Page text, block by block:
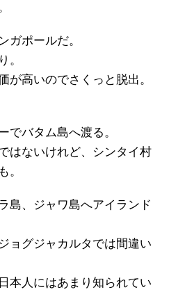
ガポールだ。
。
が高いのでさくっと脱出。
でバタム島へ渡る。
はないけれど、シンタイ村
。
島、ジャワ島へアイランド
ョグジャカルタでは間違い
本人にはあまり知られてい